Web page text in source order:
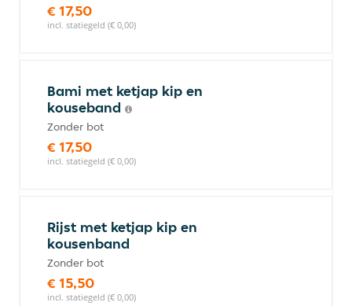
€ 17,50
incl. statiegeld (€ 0,00)
Bami met ketjap kip en
kouseband
Zonder bot
€ 17,50
incl. statiegeld (€ 0,00)
Rijst met ketjap kip en
kousenband
Zonder bot
€ 15,50
incl. statiegeld (€ 0,00)